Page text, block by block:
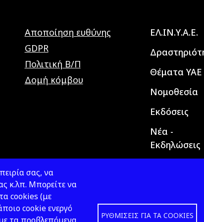
Αποποίηση ευθύνης
GDPR
Πολιτική Β/Π
Δομή κόμβου
Main
ΕΛ.ΙΝ.Υ.Α.Ε.
Θέματα ΥΑΕ
Νομοθεσία
Εκδόσεις
Νέα -
Εκδηλώσεις
σας, να
κ.λπ. Μπορείτε να
cookies (με
cookie ενεργό
ΡΥΘΜΊΣΕΙΣ ΓΙΑ ΤΑ COOKIES